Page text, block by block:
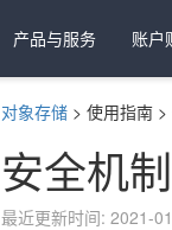
产品与服务 账户
对象存储 > 使用指南 >
安全机制
最近更新时间: 2021-